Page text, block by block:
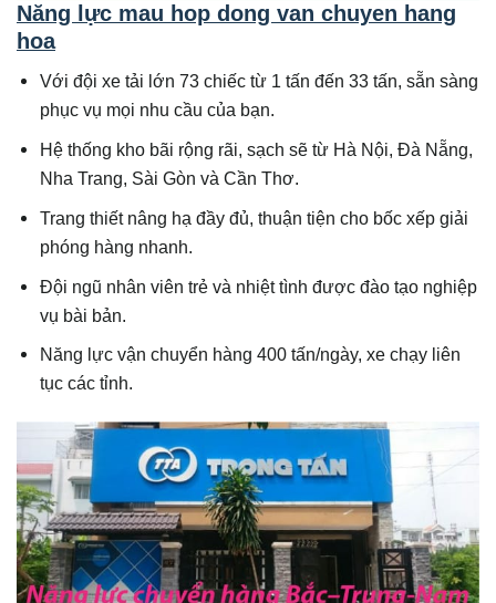
Năng lực mau hop dong van chuyen hang
hoa
Với đội xe tải lớn 73 chiếc từ 1 tấn đến 33 tấn, sẵn sàng
phục vụ mọi nhu cầu của bạn.
Hệ thống kho bãi rộng rãi, sạch sẽ từ Hà Nội, Đà Nẵng,
Nha Trang, Sài Gòn và Cần Thơ.
Trang thiết nâng hạ đầy đủ, thuận tiện cho bốc xếp giải
phóng hàng nhanh.
Đội ngũ nhân viên trẻ và nhiệt tình được đào tạo nghiệp
vụ bài bản.
Năng lực vận chuyển hàng 400 tấn/ngày, xe chạy liên
tục các tỉnh.